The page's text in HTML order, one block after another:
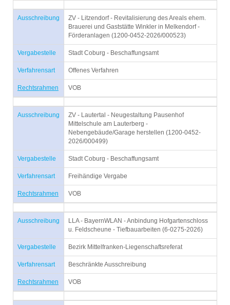
Ausschreibung
ZV - Litzendorf - Revitalisierung des Areals ehem.
Brauerei und Gaststätte Winkler in Melkendorf -
Förderanlagen (1200-0452-2026/000523)
Vergabestelle Stadt Coburg - Beschaffungsamt
Verfahrensart Offenes Verfahren
Rechtsrahmen VOB
Ausschreibung
ZV - Lautertal - Neugestaltung Pausenhof
Mittelschule am Lauterberg -
Nebengebäude/Garage herstellen (1200-0452-
2026/000499)
Vergabestelle Stadt Coburg - Beschaffungsamt
Verfahrensart Freihändige Vergabe
Rechtsrahmen VOB
Ausschreibung
LLA - BayernWLAN - Anbindung Hofgartenschloss
u. Feldscheune - Tiefbauarbeiten (6-0275-2026)
Vergabestelle Bezirk Mittelfranken-Liegenschaftsreferat
Verfahrensart Beschränkte Ausschreibung
Rechtsrahmen VOB